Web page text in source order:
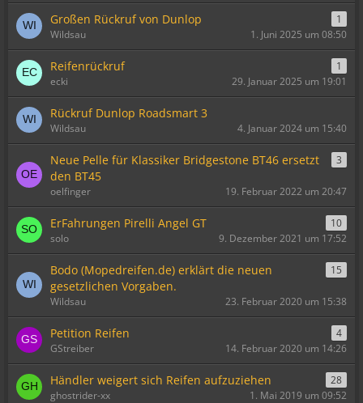
Großen Rückruf von Dunlop
1
Wildsau
1. Juni 2025 um 08:50
Reifenrückruf
1
ecki
29. Januar 2025 um 19:01
Rückruf Dunlop Roadsmart 3
Wildsau 4. Januar 2024 um 15:40
Neue Pelle für Klassiker Bridgestone BT46 ersetzt
den BT45
3
oelfinger 19. Februar 2022 um 20:47
ErFahrungen Pirelli Angel GT
10
solo
9. Dezember 2021 um 17:52
Bodo (Mopedreifen.de) erklärt die neuen
gesetzlichen Vorgaben.
15
Wildsau 23. Februar 2020 um 15:38
Petition Reifen
4
GStreiber
14. Februar 2020 um 14:26
Händler weigert sich Reifen aufzuziehen
28
ghostrider-xx
1. Mai 2019 um 09:52